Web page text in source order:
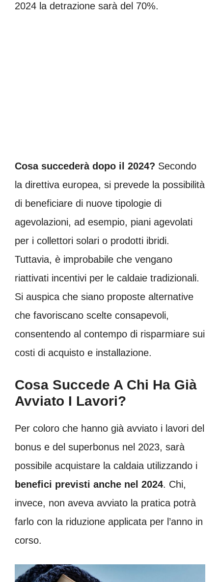
2024 la detrazione sarà del 70%.
Cosa succederà dopo il 2024? Secondo
la direttiva europea, si prevede la possibilità
di beneficiare di nuove tipologie di
agevolazioni, ad esempio, piani agevolati
per i collettori solari o prodotti ibridi.
Tuttavia, è improbabile che vengano
riattivati incentivi per le caldaie tradizionali.
Si auspica che siano proposte alternative
che favoriscano scelte consapevoli,
consentendo al contempo di risparmiare sui
costi di acquisto e installazione.
Cosa Succede A Chi Ha Già
Avviato I Lavori?
Per coloro che hanno già avviato i lavori del
bonus e del superbonus nel 2023, sarà
possibile acquistare la caldaia utilizzando i
benefici previsti anche nel 2024. Chi,
invece, non aveva avviato la pratica potrà
farlo con la riduzione applicata per l’anno in
corso.